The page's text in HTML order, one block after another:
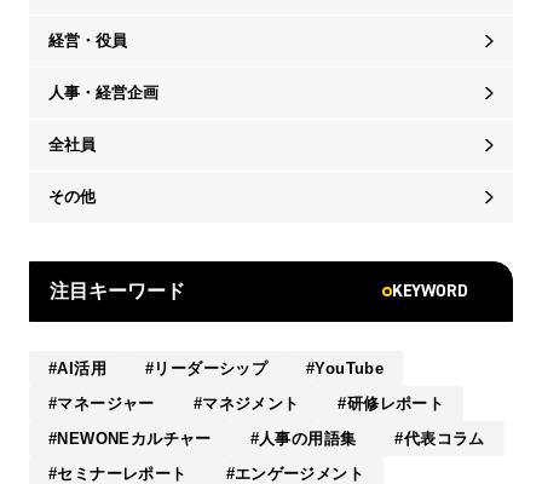
経営・役員
人事・経営企画
全社員
その他
注目キーワード KEYWORD
AI活用 リーダーシップ
YouTube
マネージャー
マネジメント
研修レポート
NEWONEカルチャー
人事の用語集
代表コラム
セミナーレポート
エンゲージメント